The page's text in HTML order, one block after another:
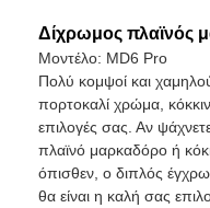
Δίχρωμος πλαϊνός
Μοντέλο: MD6 Pro
Πολύ κομψοί και
πορτοκαλί χρώμα,
επιλογές σας. Αν
πλαϊνό μαρκαδόρο ή
όπισθεν, ο διπλός
θα είναι η καλή σας